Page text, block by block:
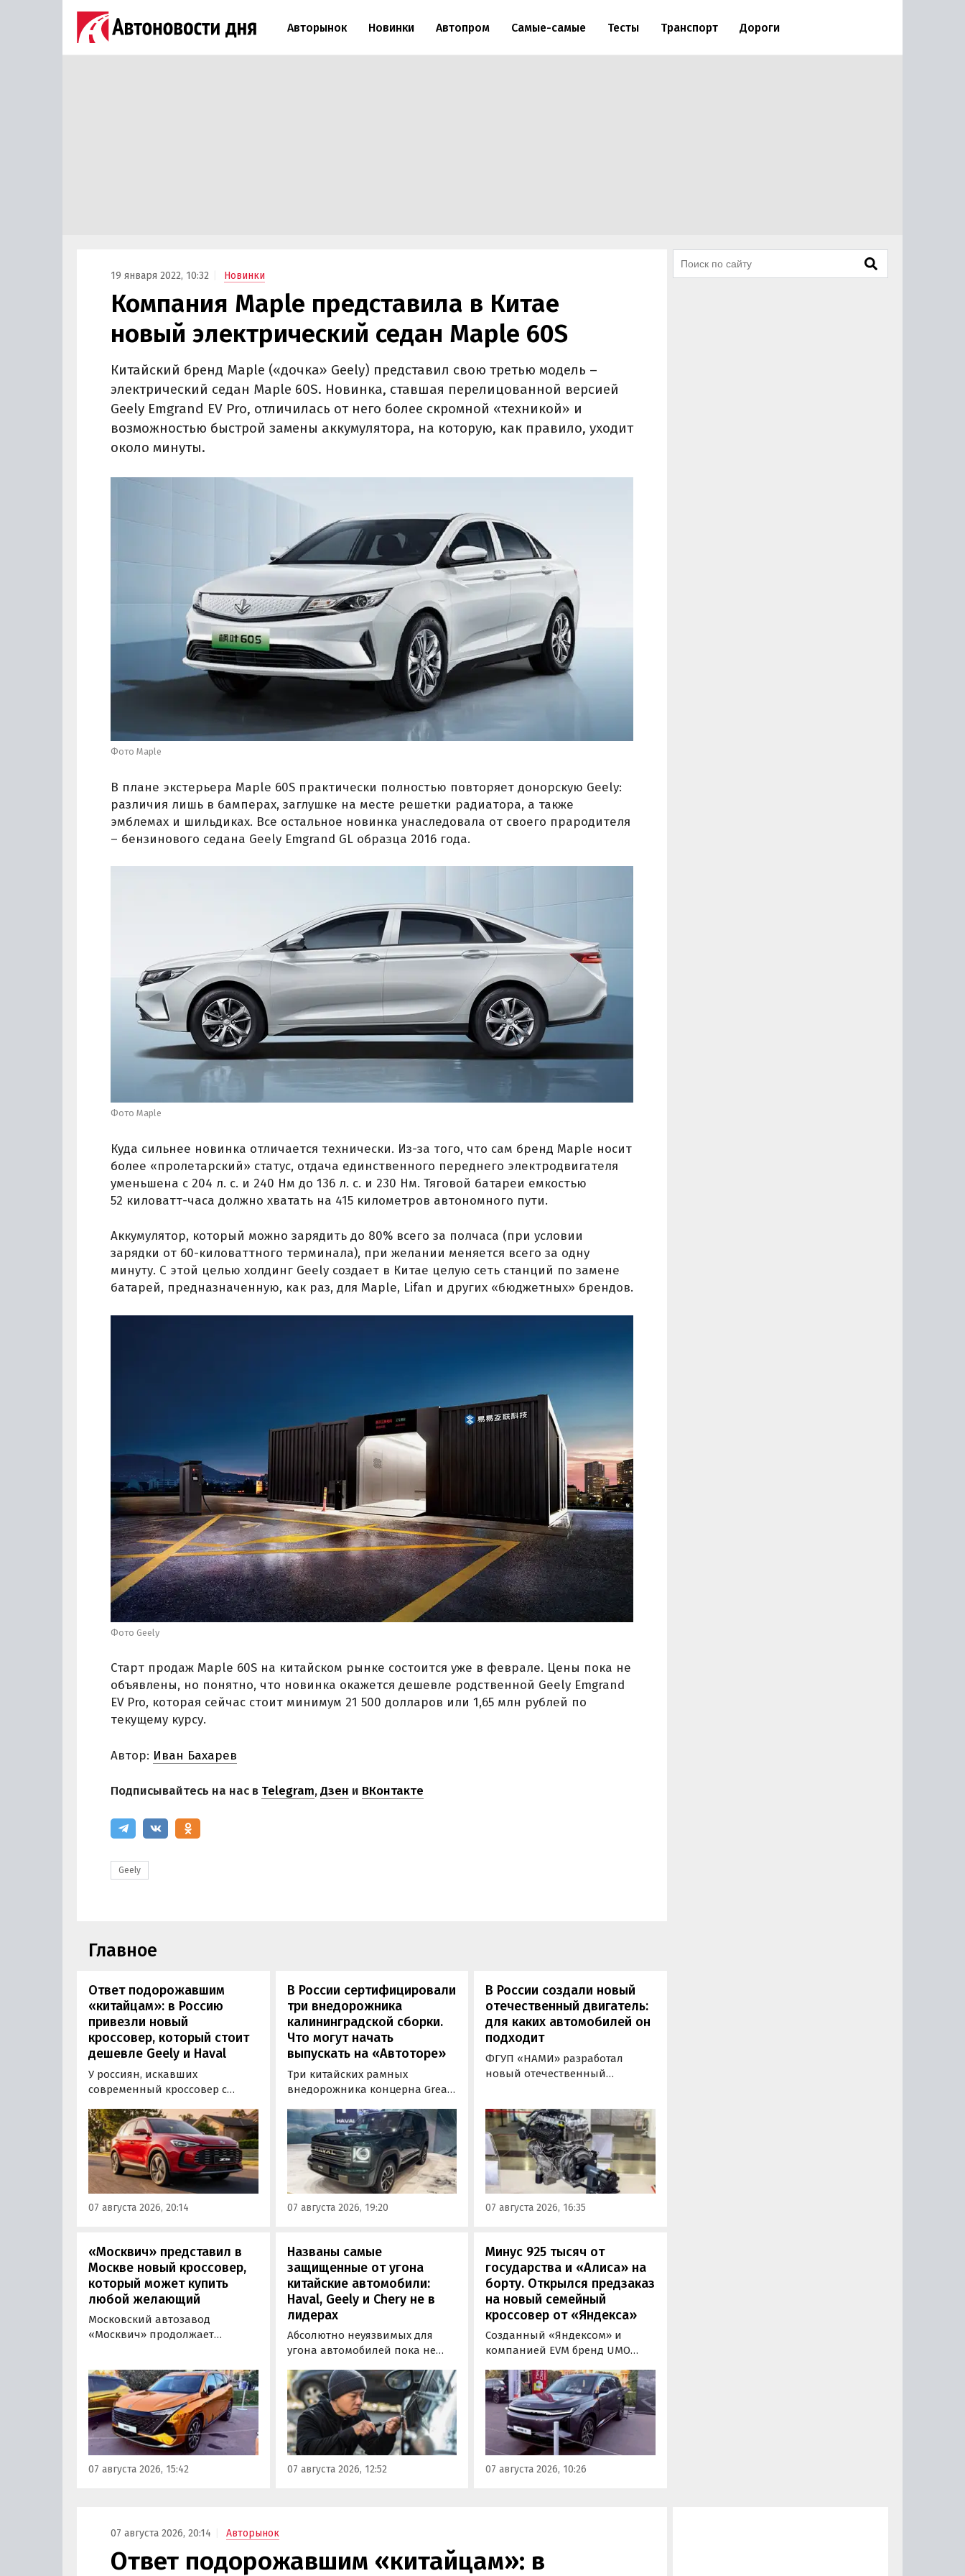
Авторынок Новинки Автопром Самые-самые Тесты Транспорт Дороги
19 января 2022, 10:32 Новинки
Компания Maple представила в Китае
новый электрический седан Maple 60S
Китайский бренд Maple («дочка» Geely) представил свою третью модель –
электрический седан Maple 60S. Новинка, ставшая перелицованной версией
Geely Emgrand EV Pro, отличилась от него более скромной «техникой» и
возможностью быстрой замены аккумулятора, на которую, как правило, уходит
около минуты.
Фото Maple
В плане экстерьера Maple 60S практически полностью повторяет донорскую Geely:
различия лишь в бамперах, заглушке на месте решетки радиатора, а также
эмблемах и шильдиках. Все остальное новинка унаследовала от своего прародителя
– бензинового седана Geely Emgrand GL образца 2016 года.
Фото Maple
Куда сильнее новинка отличается технически. Из-за того, что сам бренд Maple носит
более «пролетарский» статус, отдача единственного переднего электродвигателя
уменьшена с 204 л. с. и 240 Нм до 136 л. с. и 230 Нм. Тяговой батареи емкостью
52 киловатт-часа должно хватать на 415 километров автономного пути.
Аккумулятор, который можно зарядить до 80% всего за полчаса (при условии
зарядки от 60-киловаттного терминала), при желании меняется всего за одну
минуту. С этой целью холдинг Geely создает в Китае целую сеть станций по замене
батарей, предназначенную, как раз, для Maple, Lifan и других «бюджетных» брендов.
Фото Geely
Старт продаж Maple 60S на китайском рынке состоится уже в феврале. Цены пока не
объявлены, но понятно, что новинка окажется дешевле родственной Geely Emgrand
EV Pro, которая сейчас стоит минимум 21 500 долларов или 1,65 млн рублей по
текущему курсу.
Автор: Иван Бахарев
Подписывайтесь на нас в Telegram,Дзен и ВКонтакте
Geely
Главное
Ответ подорожавшим
«китайцам»: в Россию
привезли новый
кроссовер, который стоит
дешевле Geely и Haval
У россиян, искавших
современный кроссовер с
доступной цене, теперь есть
еще один вариант с китайского
рынка — MG ZS. В Китае он
стоит от 900 000 рублей по
текущему курсу, а в РФ с учетом
всех расходов за него нужно
отдать минимум 1 500 000
07 августа 2026, 20:14
В России сертифицировали
три внедорожника
калининградской сборки.
Что могут начать
выпускать на «Автоторе»
Три китайских рамных
внедорожника концерна Great
калининградском заводе
«Автотор». Речь о Haval H9,
Tank 400 и Tank 500, которые
успешно прошли
сертификацию и получили
Одобрения типа
транспортного средства (ОТТС).
07 августа 2026, 19:20
В России создали новый
отечественный двигатель:
для каких автомобилей он
подходит
ФГУП «НАМИ» разработал
новый отечественный
получивший индекс 414320.
Корреспонденту
«Автоновостей дня» удалось
лично ознакомиться с
новинкой на выставке
«Иннопром» в Екатеринбурге.
07 августа 2026, 16:35
«Москвич» представил в
Москве новый кроссовер,
который может купить
любой желающий
Московский автозавод
«Москвич» продолжает
которые сейчас растет. На днях
на автомобильном фестивале
«ПроДвижение» на ВДНХ в
Москве в числе прочих
моделей «Москвича» был
представлен семиместный
кроссовер М90.
07 августа 2026, 15:42
Названы самые
защищенные от угона
китайские автомобили:
Haval, Geely и Chery не в
лидерах
Абсолютно неуязвимых для
угона автомобилей пока не
могут доставить
злоумышленникам больше
всего сложностей. Из китайских
машин таковыми сегодня
являются модели Li и BYD,
сообщил в эфире радио РБК
учредитель федерального
07 августа 2026, 12:52
Минус 925 тысяч от
государства и «Алиса» на
борту. Открылся предзаказ
на новый семейный
кроссовер от «Яндекса»
Созданный «Яндексом» и
компанией EVM бренд UMO
на свою вторую модель
- полноразмерный гибридный
кроссовер UMO 8 с полным
приводом. Его уже можно
заказать в двух версиях: Max за
5 915 000 рублей и Ultra за 6 415
000 рублей без учета
07 августа 2026, 10:26
07 августа 2026, 20:14 Авторынок
Ответ подорожавшим «китайцам»: в